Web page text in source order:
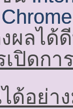
ผลได้
เปิดกา
ด้อย่า